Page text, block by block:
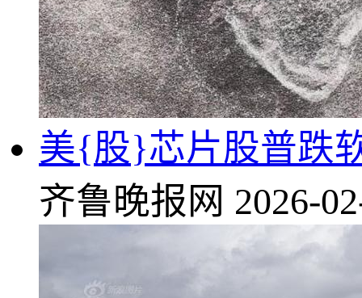
美{股}芯片股普跌
齐鲁晚报网 2026-